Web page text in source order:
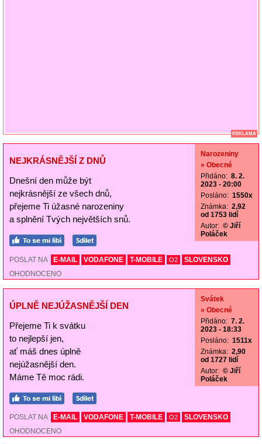
REKLAMA
NEJKRÁSNĚJŠÍ Z DNŮ
Dnešní den může být
nejkrásnější ze všech dnů,
přejeme Ti úžasné narozeniny
a splnění Tvých největších snů.
Narozeniny
» Obecné
Přidáno: 8. 2.
2023 - 20:00
Posláno: 1550x
Známka: 2,92
od 1753 lidí
Autor: © Jiří
Poláček
POSLAT NA E-MAIL VODAFONE T-MOBILE O2
SLOVENSKO
OHODNOCENO
ÚPLNĚ NEJÚŽASNĚJŠÍ DEN
Přejeme Ti k svátku
to nejlepší jen,
ať máš dnes úplně
nejúžasnější den.
Máme Tě moc rádi.
Svátek
» Obecné
Přidáno: 7. 2.
2023 - 18:33
Posláno: 1511x
Známka: 2,90
od 1727 lidí
Autor: © Jiří
Poláček
POSLAT NA E-MAIL VODAFONE T-MOBILE O2
SLOVENSKO
OHODNOCENO